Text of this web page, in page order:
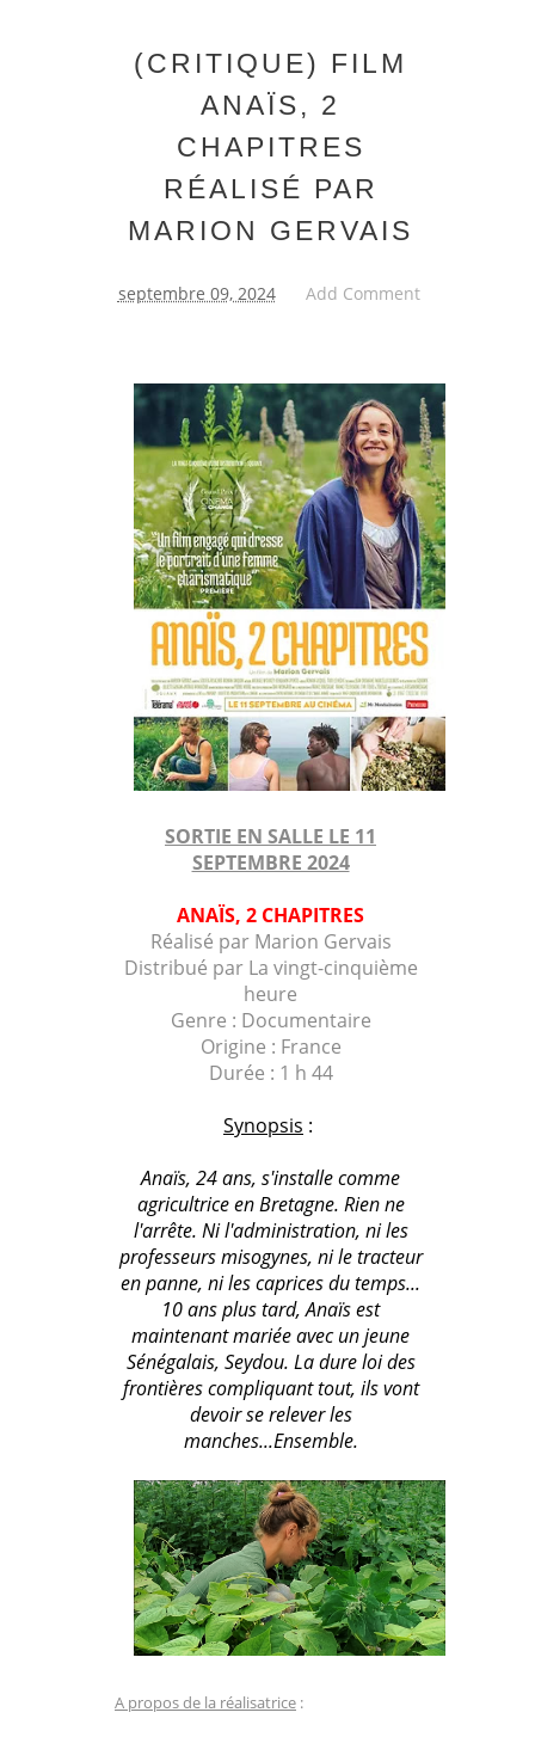
(CRITIQUE) FILM
ANAÏS, 2
CHAPITRES
RÉALISÉ PAR
MARION GERVAIS
septembre 09, 2024 Add Comment
SORTIE EN SALLE LE 11
SEPTEMBRE 2024
ANAÏS, 2 CHAPITRES
Réalisé par Marion Gervais
Distribué par La vingt-cinquième
heure
Genre : Documentaire
Origine : France
Durée : 1 h 44
Synopsis :
Anaïs, 24 ans, s'installe comme
agricultrice en Bretagne. Rien ne
l'arrête. Ni l'administration, ni les
professeurs misogynes, ni le tracteur
en panne, ni les caprices du temps...
10 ans plus tard, Anaïs est
maintenant mariée avec un jeune
Sénégalais, Seydou. La dure loi des
frontières compliquant tout, ils vont
devoir se relever les
manches...Ensemble.
A propos de la réalisatrice :